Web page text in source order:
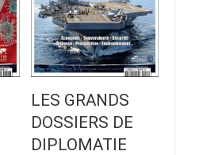
LES GRANDS
DOSSIERS DE
DIPLOMATIE